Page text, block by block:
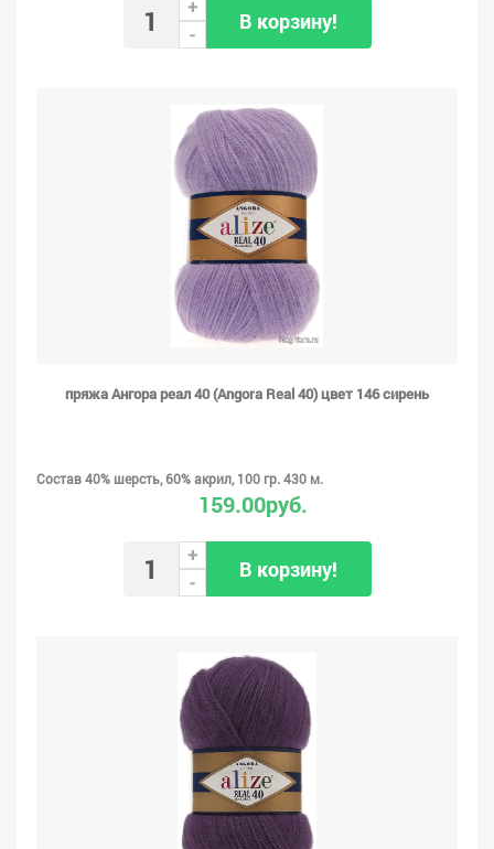
+
-
В корзину!
пряжа Ангора реал 40 (Angora Real 40) цвет 146 сирень
Состав 40% шерсть, 60% акрил, 100 гр. 430 м.
159.00руб.
+
-
В корзину!